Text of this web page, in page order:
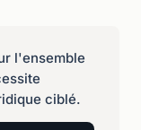
l'ensemble
ciblé.